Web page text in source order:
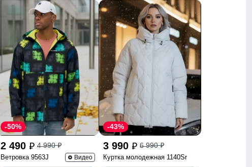
2 490 p 4 990p
-50%
Ветровка 9563J Видео
3 990 p 6 990p
-43%
Куртка молодежная 1140Sr